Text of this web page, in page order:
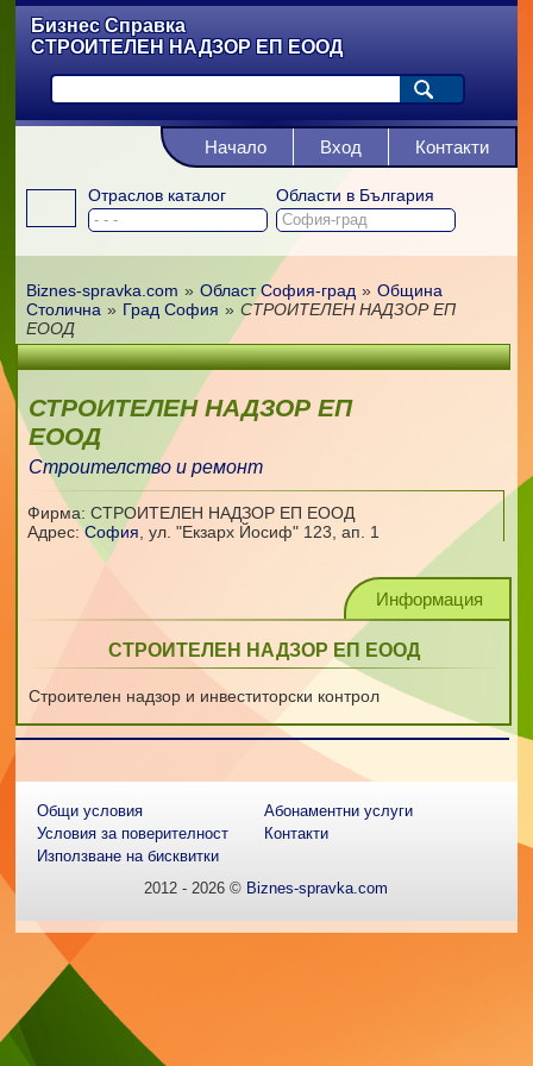
Бизнес Справка
СТРОИТЕЛЕН НАДЗОР ЕП ЕООД
Отраслов каталог Области в България
Начало Вход Контакти
Biznes-spravka.com » Област София-град » Община
Столична » Град София » СТРОИТЕЛЕН НАДЗОР ЕП
ЕООД
СТРОИТЕЛЕН НАДЗОР ЕП
ЕООД
Строителство и ремонт
Фирма: СТРОИТЕЛЕН НАДЗОР ЕП ЕООД
Адрес:София ул. "Екзарх Йосиф" 123, ап. 1
Информация
СТРОИТЕЛЕН НАДЗОР ЕП ЕООД
Строителен надзор и инвеститорски контрол
Общи условия
Условия за поверителност
Използване на бисквитки
Абонаментни услуги
Контакти
2012 - 2026 © Biznes-spravka.com